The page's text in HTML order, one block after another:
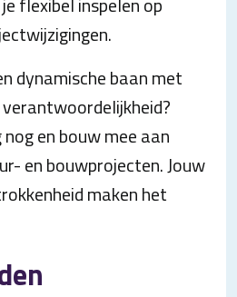
dynamische baan met
en bouw mee aan
en bouwprojecten. Jouw
maken het